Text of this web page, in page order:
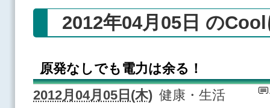
2012年04月05日 の
原発なしでも電力は余る！
2012月04月05日(木) 健康・生活